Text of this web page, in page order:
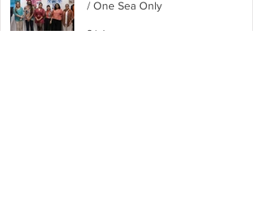
/ One Sea Only
2 jul